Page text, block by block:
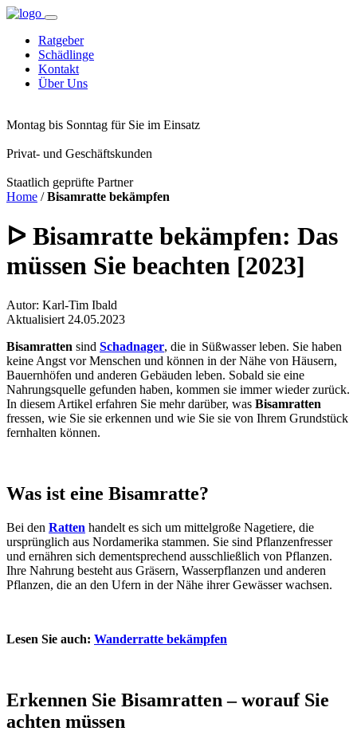
Ratgeber
Schädlinge
Kontakt
Über Uns
Montag bis Sonntag für Sie im Einsatz
Privat- und Geschäftskunden
Staatlich geprüfte Partner
Home /Bisamratte bekämpfen
ᐅ Bisamratte bekämpfen: Das
müssen Sie beachten [2023]
Autor: Karl-Tim Ibald
Aktualisiert 24.05.2023
Bisamratten sind Schadnager, die in Süßwasser leben. Sie haben
keine Angst vor Menschen und können in der Nähe von Häusern,
Bauernhöfen und anderen Gebäuden leben. Sobald sie eine
Nahrungsquelle gefunden haben, kommen sie immer wieder zurück.
In diesem Artikel erfahren Sie mehr darüber, was Bisamratten
fressen, wie Sie sie erkennen und wie Sie sie von Ihrem Grundstück
fernhalten können.
Was ist eine Bisamratte?
Bei den Ratten handelt es sich um mittelgroße Nagetiere, die
ursprünglich aus Nordamerika stammen. Sie sind Pflanzenfresser
und ernähren sich dementsprechend ausschließlich von Pflanzen.
Ihre Nahrung besteht aus Gräsern, Wasserpflanzen und anderen
Pflanzen, die an den Ufern in der Nähe ihrer Gewässer wachsen.
Lesen Sie auch: Wanderratte bekämpfen
Erkennen Sie Bisamratten – worauf Sie
achten müssen